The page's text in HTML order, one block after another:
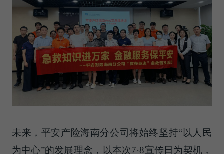
未来，平安产险海南分公司将始终坚持“以人民
为中心”的发展理念，以本次7·8宣传日为契机，